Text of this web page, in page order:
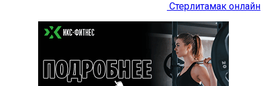
Стерлитамак онлайн